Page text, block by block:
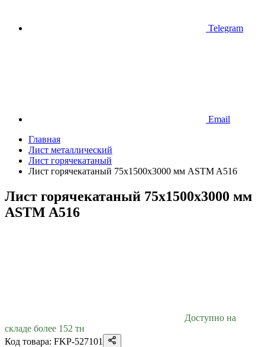
Telegram
Email
Главная
Лист металлический
Лист горячекатаный
Лист горячекатаный 75х1500х3000 мм ASTM A516
Лист горячекатаный 75х1500х3000 мм
ASTM A516
Доступно на
складе более 152 тн
Код товара: FKP-527101